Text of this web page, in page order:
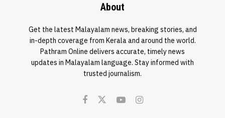
About
Get the latest Malayalam news, breaking stories, and
in-depth coverage from Kerala and around the world.
Pathram Online delivers accurate, timely news
updates in Malayalam language. Stay informed with
trusted journalism.